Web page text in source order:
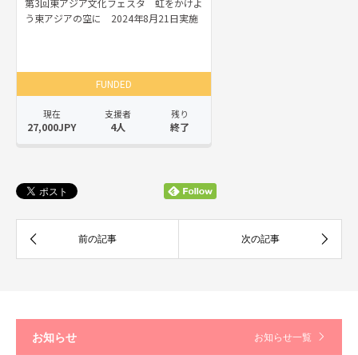
お知らせ お知らせ一覧